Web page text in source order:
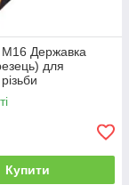
Державка
для
Купити